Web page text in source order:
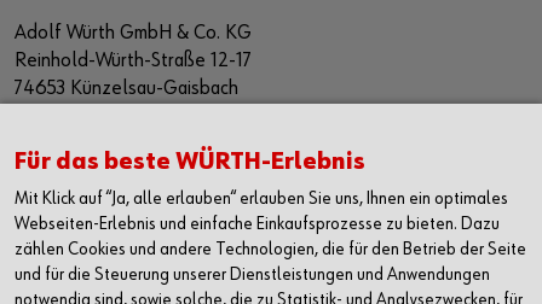
Adolf Würth GmbH & Co. KG
Reinhold-Würth-Straße 12-17
74653 Künzelsau-Gaisbach
Alle Kontaktmöglichkeiten
+49 7940 15-2400
info@wuerth.com
Für das beste WÜRTH-Erlebnis
Mit Klick auf “Ja, alle erlauben“ erlauben Sie uns, Ihnen ein optimales
Webseiten-Erlebnis und einfache Einkaufsprozesse zu bieten. Dazu
zählen Cookies und andere Technologien, die für den Betrieb der Seite
und für die Steuerung unserer Dienstleistungen und Anwendungen
notwendig sind, sowie solche, die zu Statistik- und Analysezwecken, für